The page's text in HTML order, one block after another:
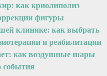
как криолиполиз
фигуры
клинике: как выбрать
и реабилитации
как воздушные шары
события